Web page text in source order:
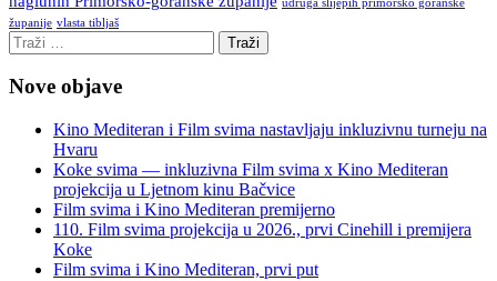
županije vlasta tibljaš
Nove objave
Kino Mediteran i Film svima nastavljaju inkluzivnu turneju na
Hvaru
Koke svima — inkluzivna Film svima x Kino Mediteran
projekcija u Ljetnom kinu Bačvice
Film svima i Kino Mediteran premijerno
110. Film svima projekcija u 2026., prvi Cinehill i premijera
Koke
Film svima i Kino Mediteran, prvi put